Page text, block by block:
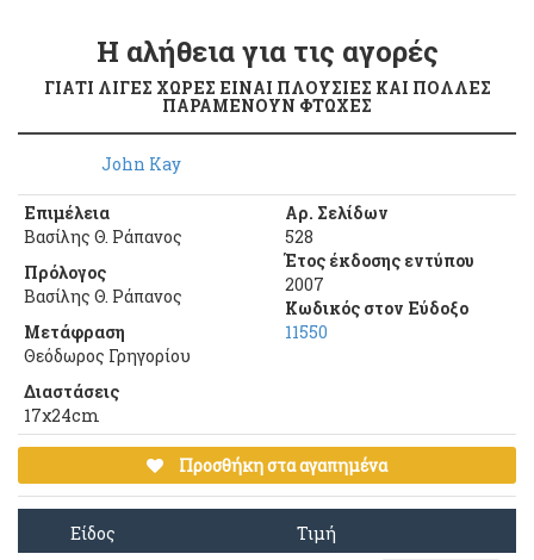
Η αλήθεια για τις αγορές
ΓΙΑΤΙ ΛΙΓΕΣ ΧΩΡΕΣ ΕΙΝΑΙ ΠΛΟΥΣΙΕΣ ΚΑΙ ΠΟΛΛΕΣ
ΠΑΡΑΜΕΝΟΥΝ ΦΤΩΧΕΣ
John Kay
Επιμέλεια
Βασίλης Θ. Ράπανος
Πρόλογος
Βασίλης Θ. Ράπανος
Μετάφραση
Θεόδωρος Γρηγορίου
Διαστάσεις
17χ24cm
Αρ. Σελίδων
528
Έτος έκδοσης εντύπου
2007
Κωδικός στον Εύδοξο
11550
Προσθήκη στα αγαπημένα
Είδος
Τιμή